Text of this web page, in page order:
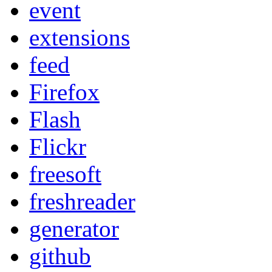
event
extensions
feed
Firefox
Flash
Flickr
freesoft
freshreader
generator
github